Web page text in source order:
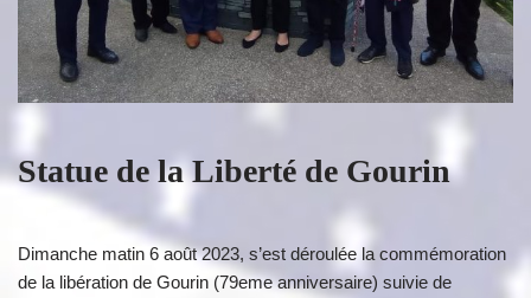
Statue de la Liberté de Gourin
Dimanche matin 6 août 2023, s’est déroulée la commémoration
de la libération de Gourin (79eme anniversaire) suivie de